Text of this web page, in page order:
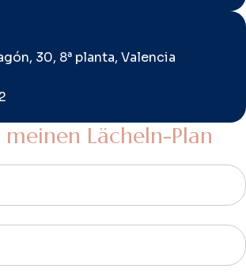
30, 8ª planta, Valencia
meinen Lächeln-Plan